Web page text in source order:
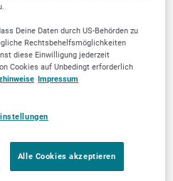
in
am Main
Deine Daten durch US-Behörden zu
Rechtsbehelfsmöglichkeiten
diese Einwilligung jederzeit
Cookies auf Unbedingt erforderlich
Impressum
Alle Cookies akzeptieren